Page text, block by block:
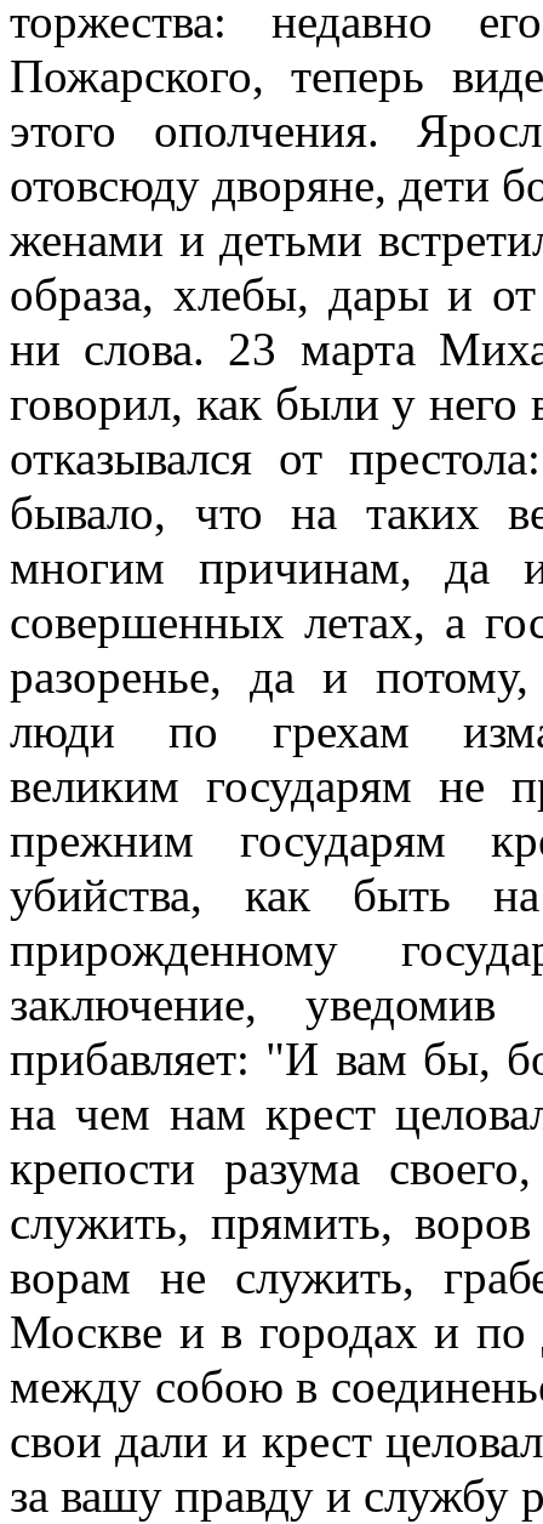
торжества: недавно
Пожарского, теперь
этого ополчения.
отовсюду дворяне, дети
женами и детьми
образа, хлебы, дары и
ни слова. 23 марта
говорил, как были у
отказывался от
бывало, что на таких
многим причинам,
совершенных летах, а
разоренье, да и потому,
люди по грехам
великим государям не
прежним государям
убийства, как быть
прирожденному
заключение,
прибавляет: "И вам бы,
на чем нам крест
крепости разума
служить, прямить,
ворам не служить,
Москве и в городах и
между собою в
свои дали и крест
за вашу правду и службу